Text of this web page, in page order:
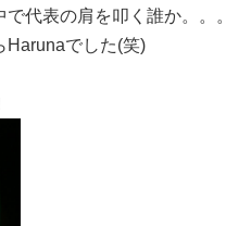
代表の肩を叩く誰か。。。
Harunaでした(笑)